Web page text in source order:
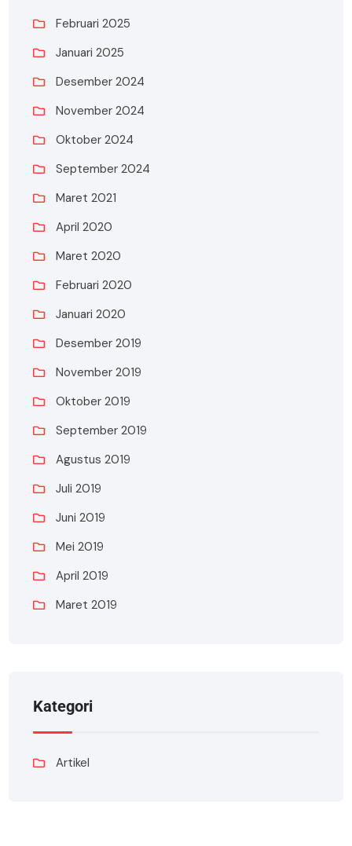
Februari 2025
Januari 2025
Desember 2024
November 2024
Oktober 2024
September 2024
Maret 2021
April 2020
Maret 2020
Februari 2020
Januari 2020
Desember 2019
November 2019
Oktober 2019
September 2019
Agustus 2019
Juli 2019
Juni 2019
Mei 2019
April 2019
Maret 2019
Kategori
Artikel